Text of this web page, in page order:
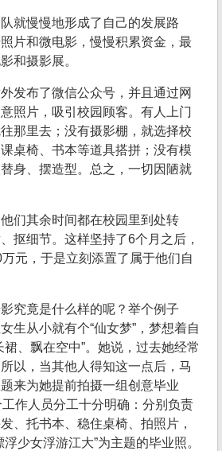
就慢慢地形成了自己的发展路
片和微电影，慢慢积累资金，最
和摄影展。
发布了微信公众号，并且通过网
照片，吸引校园顾客。有人上门
那里去；没有摄影棚，就选择校
桌椅、书本等道具搭拼；没有模
身、摆造型。总之，一切因陋就
们其余时间都在校园里到处转
抠细节。这样坚持了6个月之后，
元，于是立刻添置了属于他们自
究竟是什么样的呢？举个例子
生从小就有个“仙女梦”，梦想着自
裙、飘在空中”。她说，过去她经常
以，当其他人得知这一点后，马
来为她提前拍摄一组创意毕业
作人员分工十分明确：分别负责
、托书本、稳住桌椅、拍照片，
少女浮游江大”为主题的毕业照。